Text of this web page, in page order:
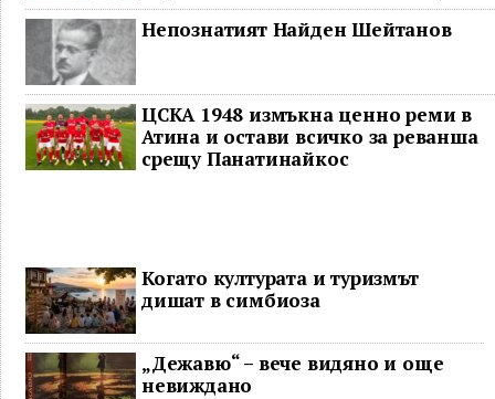
Непознатият Найден Шейтанов
ЦСКА 1948 измъкна ценно реми в
Атина и остави всичко за реванша
срещу Панатинайкос
Когато културата и туризмът
дишат в симбиоза
„Дежавю“ – вече видяно и още
невиждано